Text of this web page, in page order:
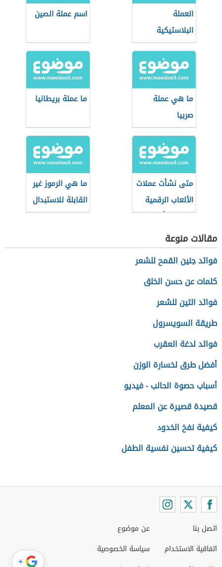
العملة
البلاستيكية
المصرية الجديدة
اسم عملة الصين
ما هي عملة
صربيا
ما عملة بريطانيا
متى نشأت عملات
الألعاب الرقمية
وما هي أبرز
أنواعها؟
ما هي الرموز غير
القابلة للاستبدال
(nfts) وكيف
مقالات منوعة
فوائد جنين القمح للشعر
كلمات عن حسن الخلق
فوائد التين للشعر
طريقة السويسرول
فوائد لدغة العقرب
أفضل طرق لخسارة الوزن
أسباب حصوة الحالب - فيديو
قصيدة قصيرة عن المعلم
كيفية نفخ الخدود
كيفية تحسين نفسية الطفل
اتصل بنا
اتفاقية الاستخدام
عن موضوع
سياسة الخصوصية
+